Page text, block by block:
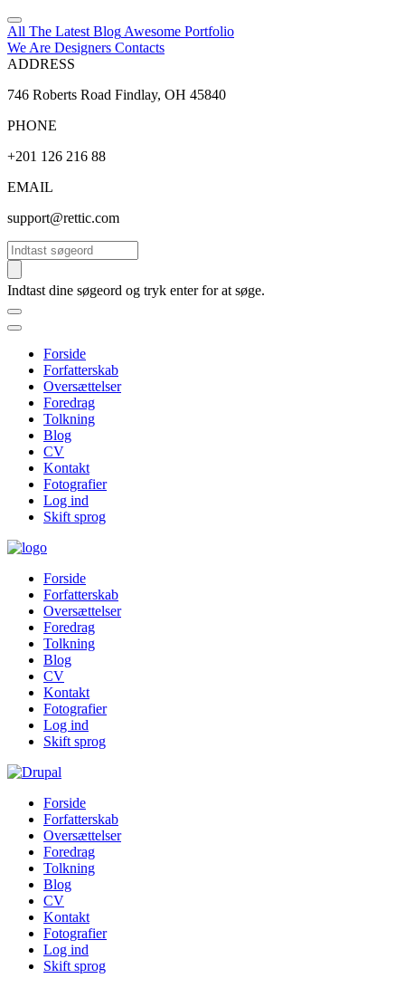
All The Latest Blog Awesome Portfolio
We Are Designers Contacts
ADDRESS
746 Roberts Road Findlay, OH 45840
PHONE
+201 126 216 88
EMAIL
support@rettic.com
Søg
Indtast dine søgeord og tryk enter for at søge.
Forside
Forfatterskab
Oversættelser
Foredrag
Tolkning
Blog
CV
Kontakt
Fotografier
Log ind
Skift sprog
Forside
Forfatterskab
Oversættelser
Foredrag
Tolkning
Blog
CV
Kontakt
Fotografier
Log ind
Skift sprog
Forside
Forfatterskab
Oversættelser
Foredrag
Tolkning
Blog
CV
Kontakt
Fotografier
Log ind
Skift sprog